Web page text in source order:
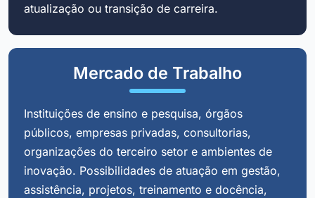
atualização ou transição de carreira.
Mercado de Trabalho
Instituições de ensino e pesquisa, órgãos
públicos, empresas privadas, consultorias,
organizações do terceiro setor e ambientes de
inovação. Possibilidades de atuação em gestão,
assistência, projetos, treinamento e docência,